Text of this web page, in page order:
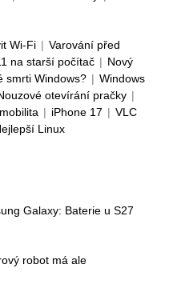
Wi-Fi | Varování před
na starší počítač | Nový
smrti Windows? | Windows
otevírání pračky |
| iPhone 17 | VLC
Linux
Galaxy: Baterie u S27
robot má ale